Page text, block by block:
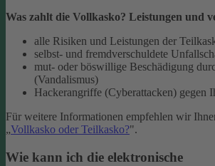
Was zahlt die Vollkasko? Leistungen und
alle Risiken und Leistungen der
selbst- und fremdverschuldete
mut- oder böswillige Beschädigung
(Vandalismus)
Hackerangriffe (Cyberattacken) gegen
Für weitere Informationen empfehlen wir
„Vollkasko oder Teilkasko?".
Wie kann ich die elektronische